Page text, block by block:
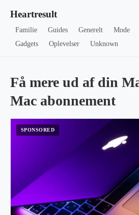
Heartresult
Familie Guides Generelt Mode
Gadgets
Oplevelser Unknown
Få mere ud af din
Mac abonnement